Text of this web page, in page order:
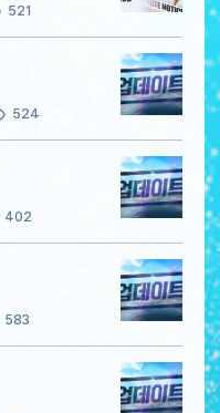
521
524
402
583